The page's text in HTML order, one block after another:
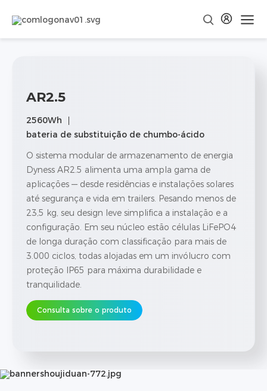
AR2.5
2560Wh
bateria de substituição de chumbo-ácido
O sistema modular de armazenamento de energia
Dyness AR2.5 alimenta uma ampla gama de
aplicações — desde residências e instalações solares
até segurança e vida em trailers. Pesando menos de
23,5 kg, seu design leve simplifica a instalação e a
configuração. Em seu núcleo estão células LiFePO4
de longa duração com classificação para mais de
3.000 ciclos, todas alojadas em um invólucro com
proteção IP65 para máxima durabilidade e
tranquilidade.
Consulta sobre o produto